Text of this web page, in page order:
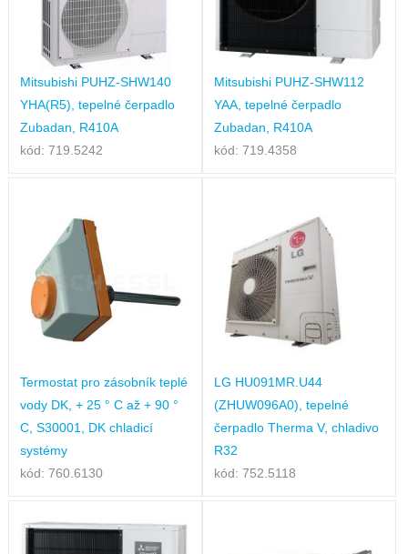
Mitsubishi PUHZ-SHW140
YHA(R5), tepelné čerpadlo
Zubadan, R410A
kód: 719.5242
Mitsubishi PUHZ-SHW112
YAA, tepelné čerpadlo
Zubadan, R410A
kód: 719.4358
Termostat pro zásobník teplé
vody DK, + 25 ° C až + 90 °
C, S30001, DK chladicí
systémy
kód: 760.6130
LG HU091MR.U44
(ZHUW096A0), tepelné
čerpadlo Therma V, chladivo
R32
kód: 752.5118